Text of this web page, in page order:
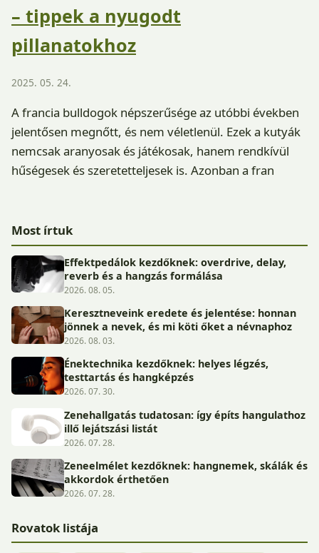
– tippek a nyugodt
pillanatokhoz
2025. 05. 24.
A francia bulldogok népszerűsége az utóbbi években
jelentősen megnőtt, és nem véletlenül. Ezek a kutyák
nemcsak aranyosak és játékosak, hanem rendkívül
hűségesek és szeretetteljesek is. Azonban a fran
Most írtuk
Effektpedálok kezdőknek: overdrive, delay,
reverb és a hangzás formálása
2026. 08. 05.
Keresztneveink eredete és jelentése: honnan
jönnek a nevek, és mi köti őket a névnaphoz
2026. 08. 03.
Énektechnika kezdőknek: helyes légzés,
testtartás és hangképzés
2026. 07. 30.
Zenehallgatás tudatosan: így építs hangulathoz
illő lejátszási listát
2026. 07. 28.
Zeneelmélet kezdőknek: hangnemek, skálák és
akkordok érthetően
2026. 07. 28.
Rovatok listája